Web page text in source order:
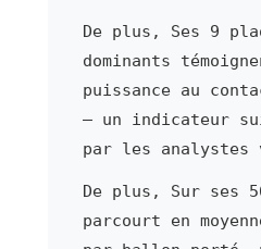
De plus, Ses 9
dominants
puissance au
— un indicateur
par les analystes
De plus, Sur ses
parcourt en